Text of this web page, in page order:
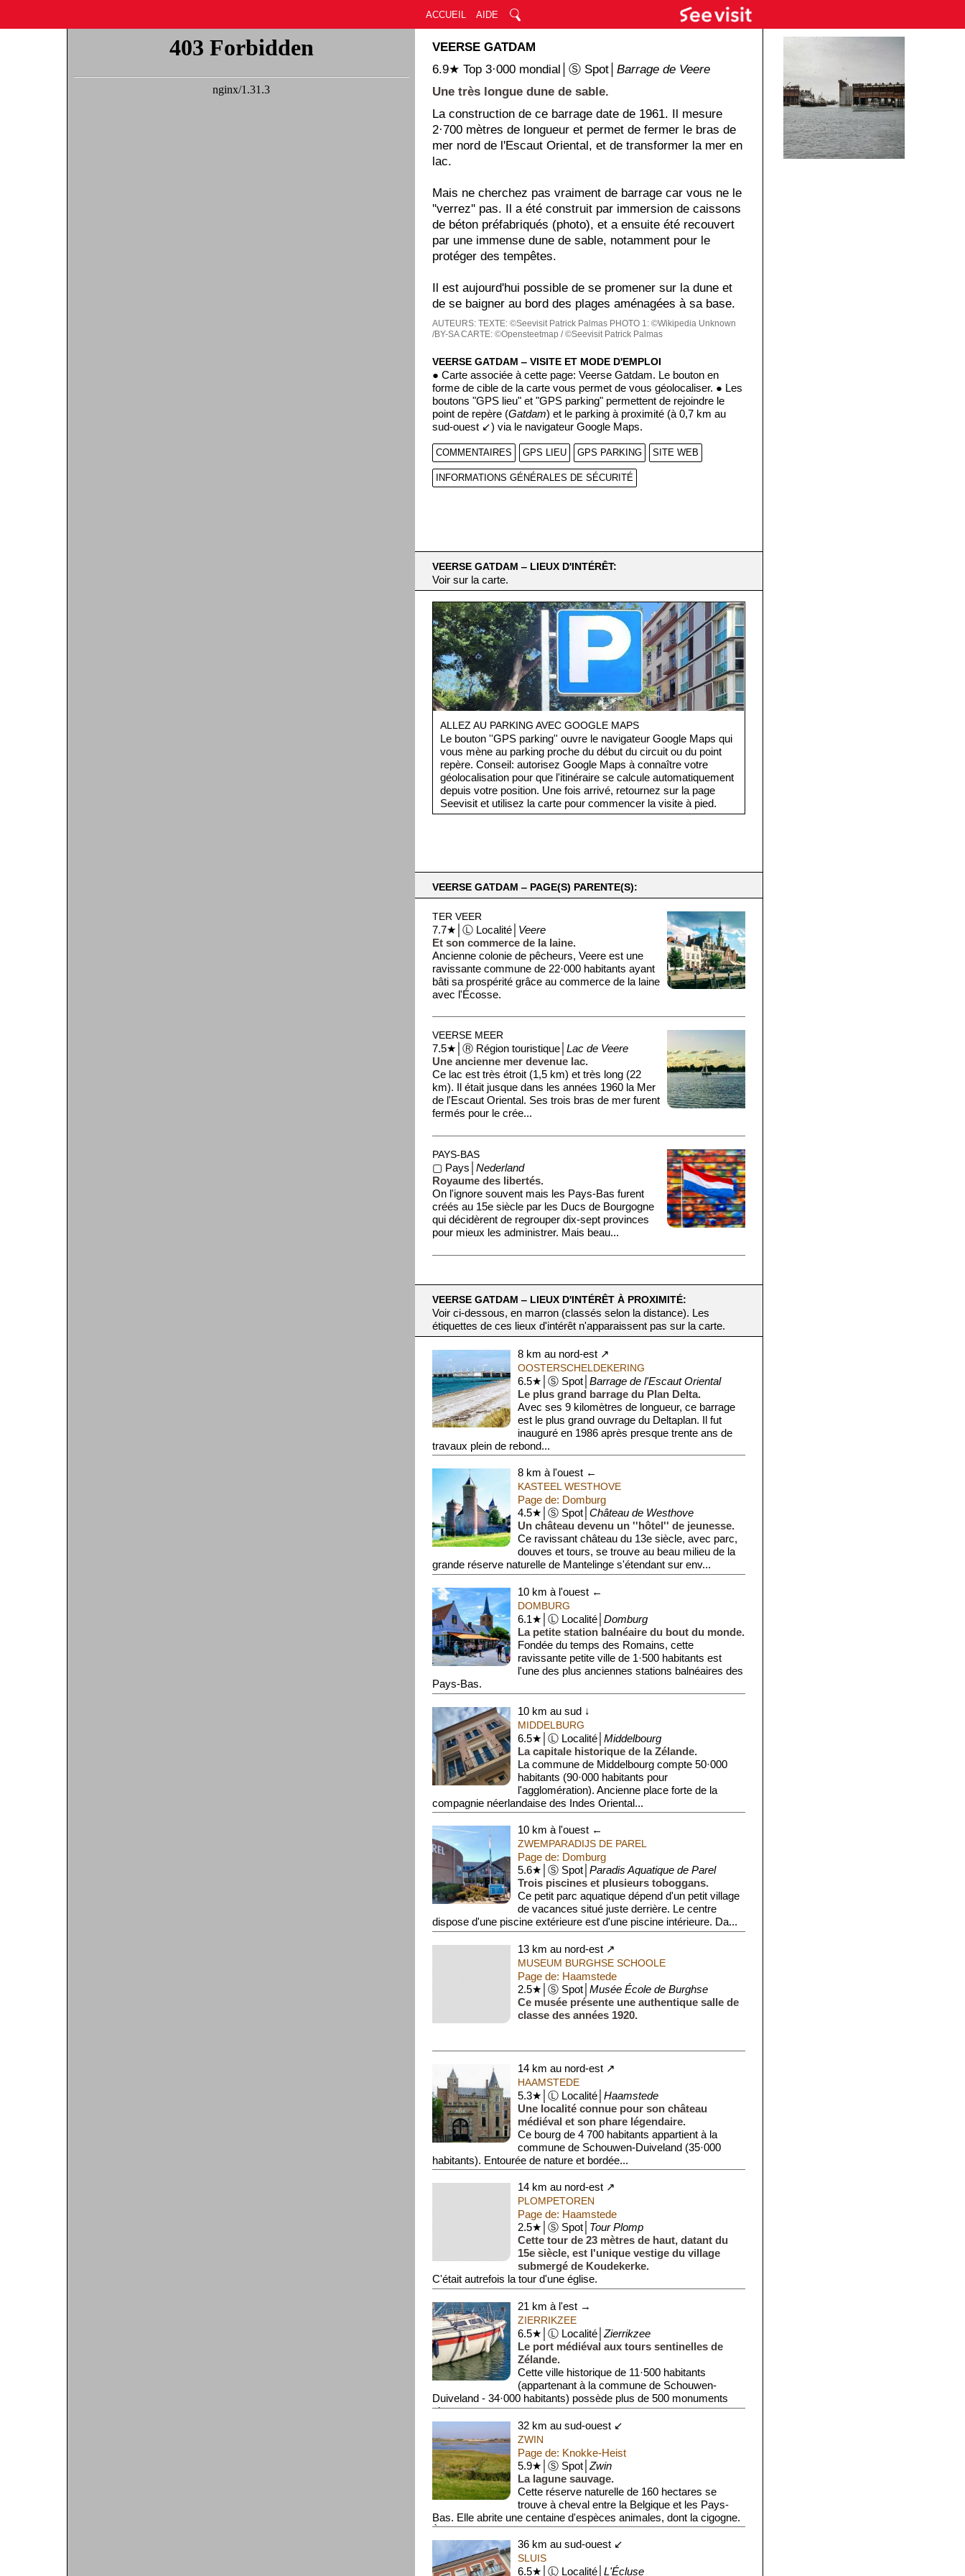
ACCUEIL AIDE
VEERSE GATDAM
6.9★ Top 3·000 mondial│Ⓢ Spot│Barrage de Veere
Une très longue dune de sable.
La construction de ce barrage date de 1961. Il mesure
2·700 mètres de longueur et permet de fermer le bras de
mer nord de l'Escaut Oriental, et de transformer la mer en
lac.
Mais ne cherchez pas vraiment de barrage car vous ne le
''verrez'' pas. Il a été construit par immersion de caissons
de béton préfabriqués (photo), et a ensuite été recouvert
par une immense dune de sable, notamment pour le
protéger des tempêtes.
Il est aujourd'hui possible de se promener sur la dune et
de se baigner au bord des plages aménagées à sa base.
AUTEURS:TEXTE: ©Seevisit Patrick Palmas PHOTO 1: ©Wikipedia Unknown
/BY-SA CARTE: ©Opensteetmap / ©Seevisit Patrick Palmas
VEERSE GATDAM ‒ VISITE ET MODE D'EMPLOI
● Carte associée à cette page: Veerse Gatdam. Le bouton en
forme de cible de la carte vous permet de vous géolocaliser. ● Les
boutons "GPS lieu" et "GPS parking" permettent de rejoindre le
point de repère (Gatdam) et le parking à proximité (à 0,7 km au
sud-ouest ↙) via le navigateur Google Maps.
COMMENTAIRES GPS LIEU GPS PARKING SITE WEB
INFORMATIONS GÉNÉRALES DE SÉCURITÉ
VEERSE GATDAM ‒ LIEUX D'INTÉRÊT:
Voir sur la carte.
ALLEZ AU PARKING AVEC GOOGLE MAPS
Le bouton ''GPS parking'' ouvre le navigateur Google Maps qui
vous mène au parking proche du début du circuit ou du point
repère. Conseil: autorisez Google Maps à connaître votre
géolocalisation pour que l'itinéraire se calcule automatiquement
depuis votre position. Une fois arrivé, retournez sur la page
Seevisit et utilisez la carte pour commencer la visite à pied.
VEERSE GATDAM ‒ PAGE(S) PARENTE(S):
TER VEER
7.7★│Ⓛ Localité│ Veere
Et son commerce de la laine.
Ancienne colonie de pêcheurs, Veere est une
ravissante commune de 22·000 habitants ayant
bâti sa prospérité grâce au commerce de la laine
avec l'Écosse.
En 1961, ...
VEERSE MEER
7.5★│Ⓡ Région touristique│Lac de Veere
Une ancienne mer devenue lac.
Ce lac est très étroit (1,5 km) et très long (22
km). Il était jusque dans les années 1960 la Mer
de l'Escaut Oriental. Ses trois bras de mer furent
fermés pour le crée...
PAYS-BAS
▢ Pays│Nederland
Royaume des libertés.
On l'ignore souvent mais les Pays-Bas furent
créés au 15e siècle par les Ducs de Bourgogne
qui décidèrent de regrouper dix-sept provinces
pour mieux les administrer. Mais beau...
VEERSE GATDAM ‒ LIEUX D'INTÉRÊT À PROXIMITÉ:
Voir ci-dessous, en marron (classés selon la distance). Les
étiquettes de ces lieux d'intérêt n'apparaissent pas sur la carte.
8 km au nord-est ↗
OOSTERSCHELDEKERING
6.5★│Ⓢ Spot│ Barrage de l'Escaut Oriental
Le plus grand barrage du Plan Delta.
Avec ses 9 kilomètres de longueur, ce barrage
est le plus grand ouvrage du Deltaplan. Il fut
inauguré en 1986 après presque trente ans de
travaux plein de rebond...
8 km à l'ouest ←
KASTEEL WESTHOVE
Page de: Domburg
4.5★│Ⓢ Spot│ Château de Westhove
Un château devenu un ''hôtel'' de jeunesse.
Ce ravissant château du 13e siècle, avec parc,
douves et tours, se trouve au beau milieu de la
grande réserve naturelle de Mantelinge s'étendant sur env...
10 km à l'ouest ←
DOMBURG
6.1★│Ⓛ Localité│ Domburg
La petite station balnéaire du bout du monde.
Fondée du temps des Romains, cette
ravissante petite ville de 1·500 habitants est
l'une des plus anciennes stations balnéaires des
Pays-Bas.
Ell...
10 km au sud ↓
MIDDELBURG
6.5★│Ⓛ Localité│ Middelbourg
La capitale historique de la Zélande.
La commune de Middelbourg compte 50·000
habitants (90·000 habitants pour
l'agglomération). Ancienne place forte de la
compagnie néerlandaise des Indes Oriental...
10 km à l'ouest ←
ZWEMPARADIJS DE PAREL
Page de: Domburg
5.6★│Ⓢ Spot│ Paradis Aquatique de Parel
Trois piscines et plusieurs toboggans.
Ce petit parc aquatique dépend d'un petit village
de vacances situé juste derrière. Le centre
dispose d'une piscine extérieure est d'une piscine intérieure. Da...
13 km au nord-est ↗
MUSEUM BURGHSE SCHOOLE
Page de: Haamstede
2.5★│Ⓢ Spot│ Musée École de Burghse
Ce musée présente une authentique salle de
classe des années 1920.
14 km au nord-est ↗
HAAMSTEDE
5.3★│Ⓛ Localité│ Haamstede
Une localité connue pour son château
médiéval et son phare légendaire.
Ce bourg de 4 700 habitants appartient à la
commune de Schouwen-Duiveland (35·000
habitants). Entourée de nature et bordée...
14 km au nord-est ↗
PLOMPETOREN
Page de: Haamstede
2.5★│Ⓢ Spot│ Tour Plomp
Cette tour de 23 mètres de haut, datant du
15e siècle, est l'unique vestige du village
submergé de Koudekerke.
C'était autrefois la tour d'une église.
21 km à l'est →
ZIERRIKZEE
6.5★│Ⓛ Localité│ Zierrikzee
Le port médiéval aux tours sentinelles de
Zélande.
Cette ville historique de 11·500 habitants
(appartenant à la commune de Schouwen-
Duiveland - 34·000 habitants) possède plus de 500 monuments
cla...
32 km au sud-ouest ↙
ZWIN
Page de: Knokke-Heist
5.9★│Ⓢ Spot│ Zwin
La lagune sauvage.
Cette réserve naturelle de 160 hectares se
trouve à cheval entre la Belgique et les Pays-
Bas. Elle abrite une centaine d'espèces animales, dont la cigogne.
À marée haute, l'eau re...
36 km au sud-ouest ↙
SLUIS
6.5★│Ⓛ Localité│ L'Écluse